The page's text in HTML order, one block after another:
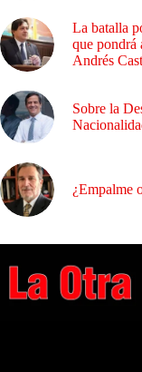
La batalla
que pondrá
Andrés
Sobre la
¿Empalme